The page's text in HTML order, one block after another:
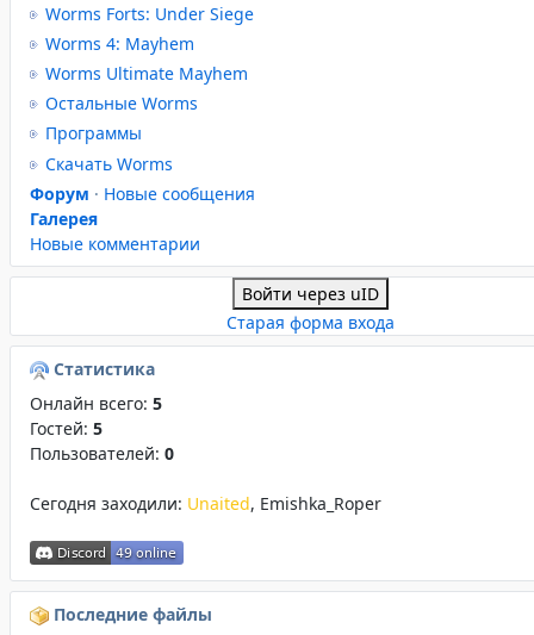
Worms Forts: Under Siege
Worms 4: Mayhem
Worms Ultimate Mayhem
Остальные Worms
Программы
Скачать Worms
Форум · Новые сообщения
Галерея
Новые комментарии
Войти через uID
Старая форма входа
Статистика
Онлайн всего: 5
Гостей: 5
Пользователей: 0
Сегодня заходили: Unaited, Emishka_Roper
Последние файлы